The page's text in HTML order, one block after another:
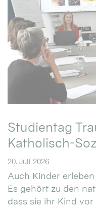
Studientag
Katholisch-
20. Juli 2026
Auch Kinder
Es gehört zu den
dass sie ihr Kind